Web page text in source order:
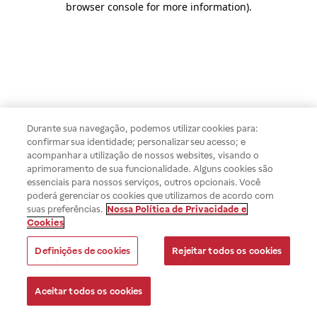
browser console for more information).
Durante sua navegação, podemos utilizar cookies para:
confirmar sua identidade; personalizar seu acesso; e
acompanhar a utilização de nossos websites, visando o
aprimoramento de sua funcionalidade. Alguns cookies são
essenciais para nossos serviços, outros opcionais. Você
poderá gerenciar os cookies que utilizamos de acordo com
suas preferências. Nossa Política de Privacidade e
Cookies
Definições de cookies Rejeitar todos os cookies
Aceitar todos os cookies